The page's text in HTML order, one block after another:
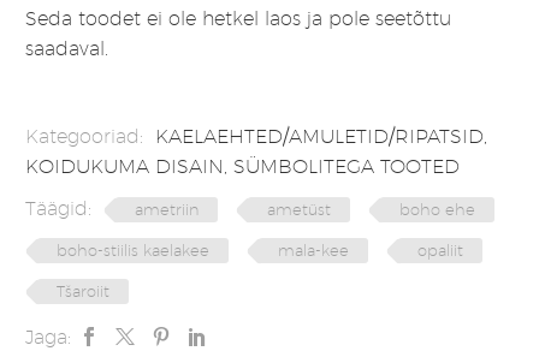
Seda toodet ei ole hetkel laos ja pole seetõttu
saadaval.
Kategooriad: KAELAEHTED/AMULETID/RIPATSID
KOIDUKUMA DISAIN SÜMBOLITEGA TOOTED
Täägid:
ametriin ametüst boho ehe
boho-stiilis kaelakee mala-kee opaliit
Tšaroiit
Jaga: